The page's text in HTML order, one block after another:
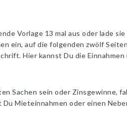
Vorlage 13 mal aus oder lade
ein, auf die folgenden zwölf
Hier kannst Du die Einnahmen
Sachen sein oder Zinsgewinne,
Mieteinnahmen oder einen